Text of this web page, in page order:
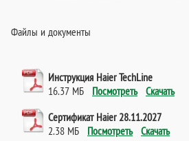
Файлы и документы
Инструкция Haier TechLine
16.37 МБ Посмотреть Скачать
Сертификат Haier 28.11.2027
2.38 МБ Посмотреть Скачать